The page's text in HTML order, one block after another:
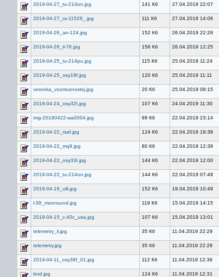
2019-04-27_tu-214on.jpg 141 Кб 27.04.2019 22:07
2019-04-27_ra-11529_.jpg 111 Кб 27.04.2019 14:06
2019-04-26_an-124.jpg 152 Кб 26.04.2019 22:26
2019-04-26_il-76.jpg 156 Кб 26.04.2019 12:25
2019-04-25_tu-214pu.jpg 115 Кб 25.04.2019 11:24
2019-04-25_osy19f.jpg 120 Кб 25.04.2019 11:11
voronka_vozmoznostej.jpg 20 Кб 25.04.2019 08:15
2019-04-24_osy32t.jpg 107 Кб 24.04.2019 11:30
img-20190422-wa0004.jpg 99 Кб 22.04.2019 23:14
2019-04-22_rsaf.jpg 124 Кб 22.04.2019 19:38
2019-04-22_mq9.jpg 80 Кб 22.04.2019 12:39
2019-04-22_osy33t.jpg 144 Кб 22.04.2019 12:00
2019-04-22_tu-214on.jpg 144 Кб 22.04.2019 07:49
2019-04-19_ulli.jpg 152 Кб 19.04.2019 10:49
l-39_moonsund.jpg 119 Кб 15.04.2019 14:15
2019-04-15_c-40c_usa.jpg 107 Кб 15.04.2019 13:01
telemetry_il.jpg 35 Кб 11.04.2019 22:29
telemetry.jpg 35 Кб 11.04.2019 22:28
2019-04-11_osy38f_01.jpg 112 Кб 11.04.2019 12:36
bnd.jpg 124 Кб 11.04.2019 12:31